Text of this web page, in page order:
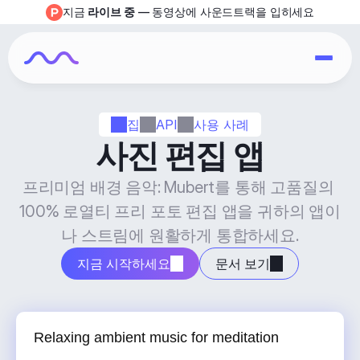
집 API 사용 사례
사진 편집 앱
프리미엄 배경 음악: Mubert를 통해 고품질의
100% 로열티 프리 포토 편집 앱을 귀하의 앱이
나 스트림에 원활하게 통합하세요.
지금 시작하세요 문서 보기
지금 라이브 중 — 동영상에 사운드트랙을 입히세요